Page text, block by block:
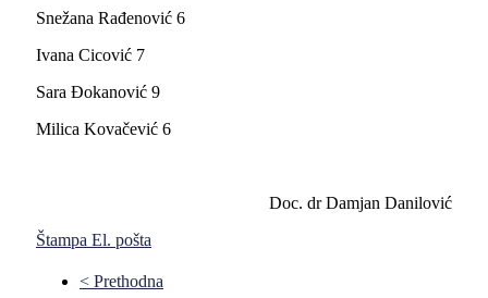
Snežana Rađenović 6
Ivana Cicović 7
Sara Đokanović 9
Milica Kovačević 6
Doc. dr Damjan Danilović
Štampa El. pošta
< Prethodna